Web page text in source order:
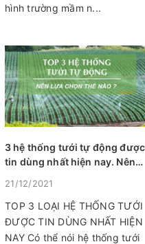
hình trường mầm n...
3 hệ thống tưới tự động được
tin dùng nhất hiện nay. Nên
21/12/2021
TOP 3 LOẠI HỆ THỐNG TƯỚI
ĐƯỢC TIN DÙNG NHẤT HIỆN
NAY Có thể nói hệ thống tưới